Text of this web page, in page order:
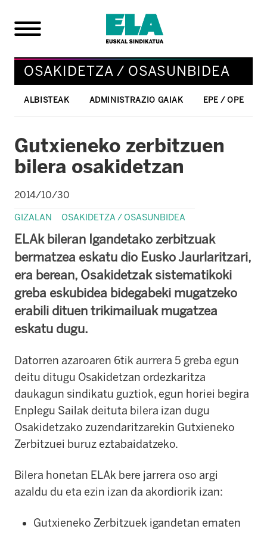
OSAKIDETZA / OSASUNBIDEA
ALBISTEAK ADMINISTRAZIO GAIAK EPE / OPE
Gutxieneko zerbitzuen
bilera osakidetzan
2014/10/30
GIZALAN OSAKIDETZA / OSASUNBIDEA
ELAk bileran Igandetako zerbitzuak
bermatzea eskatu dio Eusko Jaurlaritzari,
era berean, Osakidetzak sistematikoki
greba eskubidea bidegabeki mugatzeko
erabili dituen trikimailuak mugatzea
eskatu dugu.
Datorren azaroaren 6tik aurrera 5 greba egun
deitu ditugu Osakidetzan ordezkaritza
daukagun sindikatu guztiok, egun horiei begira
Enplegu Sailak deituta bilera izan dugu
Osakidetzako zuzendaritzarekin Gutxieneko
Zerbitzuei buruz eztabaidatzeko.
Bilera honetan ELAk bere jarrera oso argi
azaldu du eta ezin izan da akordiorik izan:
Gutxieneko Zerbitzuek igandetan ematen